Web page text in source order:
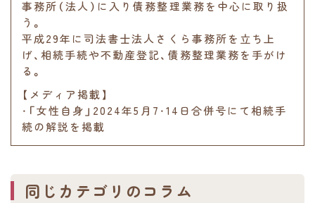
事務所（法人）に入り債務整理業務を中心に取り扱
う。
平成29年に司法書士法人さくら事務所を立ち上
げ、相続手続や不動産登記、債務整理業務を手がけ
る。
【メディア掲載】
・「女性自身」2024年5月7・14日合併号にて相続手
続の解説を掲載
同じカテゴリのコラム